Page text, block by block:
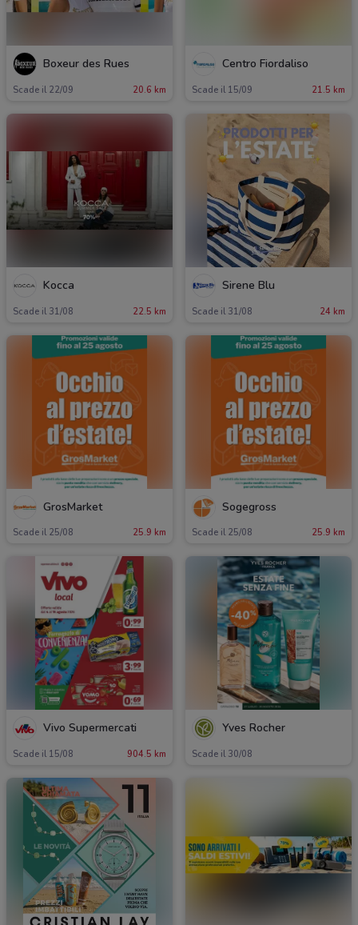
Boxeur des Rues
Scade il 22/09 20.6 km
Centro Fiordaliso
Scade il 15/09 21.5 km
Kocca
Scade il 31/08 22.5 km
Sirene Blu
Scade il 31/08 24 km
GrosMarket
Scade il 25/08 25.9 km
Sogegross
Scade il 25/08 25.9 km
Vivo Supermercati
Scade il 15/08 904.5 km
Yves Rocher
Scade il 30/08